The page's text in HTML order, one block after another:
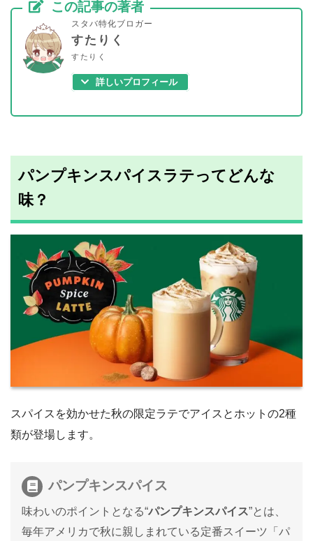
この記事の著者
スタバ特化ブロガー
すたりく
すたりく
詳しいプロフィール
パンプキンスパイスラテってどんな
味？
スパイスを効かせた秋の限定ラテでアイスとホットの2種
類が登場します。
パンプキンスパイス
味わいのポイントとなる“パンプキンスパイス”とは、
毎年アメリカで秋に親しまれている定番スイーツ「パ